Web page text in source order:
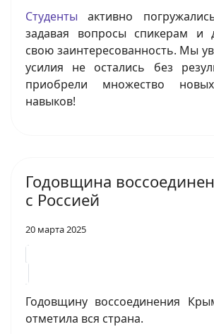
Студенты активно
задавая вопросы спикерам и
свою заинтересованность. Мы
усилия не остались без
приобрели множество
навыков!
Годовщина
с Россией
20 марта 2025
Годовщину воссоединения
отметила вся страна.